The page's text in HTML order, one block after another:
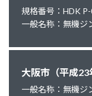
規格番号：HDK P-
一般名称：無機ジ
大阪市（平成23
一般名称：無機ジ